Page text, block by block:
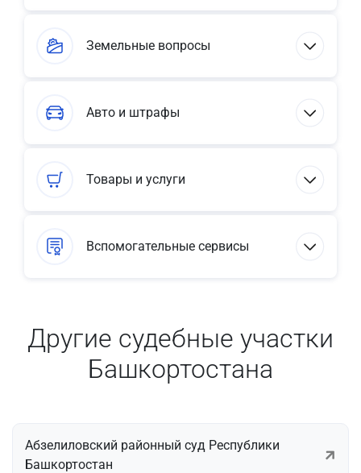
Земельные вопросы
Авто и штрафы
Товары и услуги
Вспомогательные сервисы
Другие судебные участки
Башкортостана
Абзелиловский районный суд Республики
Башкортостан